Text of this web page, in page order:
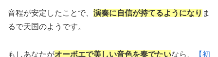
音程が安定したことで、 演奏に自信が持てるようになり ま
るで天国のようです。
もしあなたがオーボエで美しい音色を奏でたいなら、
【初